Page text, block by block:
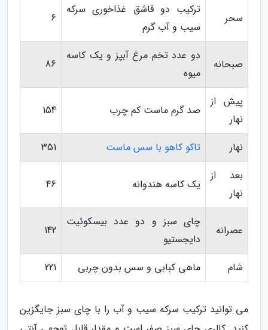
سحر
ترکیب دو قاشق غذاخوری سرکه
سیب و آب گرم
6
صبحانه
دو عدد تخم مرغ آبپز و یک کاسه
میوه
86
پیش از
نهار
صد گرم ماست کم چرب 154
نهار تاکو کاهو با سس ماست
351
بعد از
نهار
یک کاسه هندوانه 46
عصرانه
چای سبز و دو عدد بیسکوئیت
دایجستیو
142
شام ماهی کبابی و سس بدون چربی 221
می توانید ترکیب سرکه سیب و آب را با چای سبز جایگزین